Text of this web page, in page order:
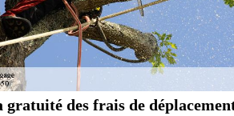
gratuité des frais de